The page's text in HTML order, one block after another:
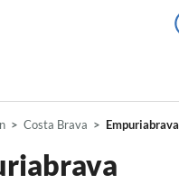
Costa Brava Empuriabrava